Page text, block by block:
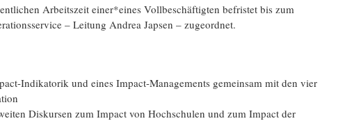
Arbeitszeit einer*eines Vollbeschäftigten befristet bis zum
– Leitung Andrea Japsen – zugeordnet.
Indikatorik und eines Impact-Managements gemeinsam mit den vier
Diskursen zum Impact von Hochschulen und zum Impact der